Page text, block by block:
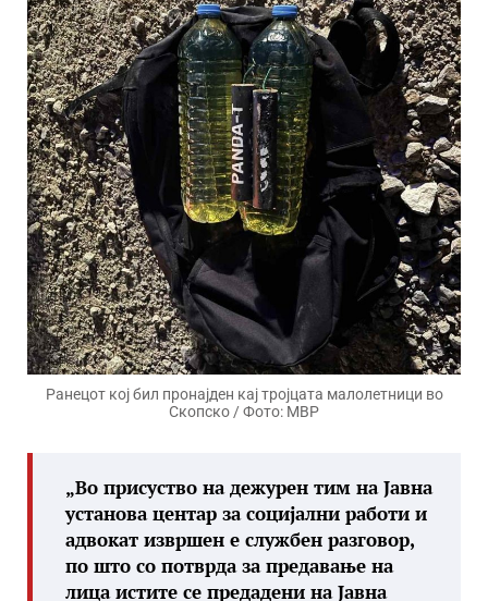
Ранецот кој бил пронајден кај тројцата малолетници во
Скопско / Фото: МВР
„Во присуство на дежурен тим на Јавна
установа центар за социјални работи и
адвокат извршен е службен разговор,
по што со потврда за предавање на
лица истите се предадени на Јавна